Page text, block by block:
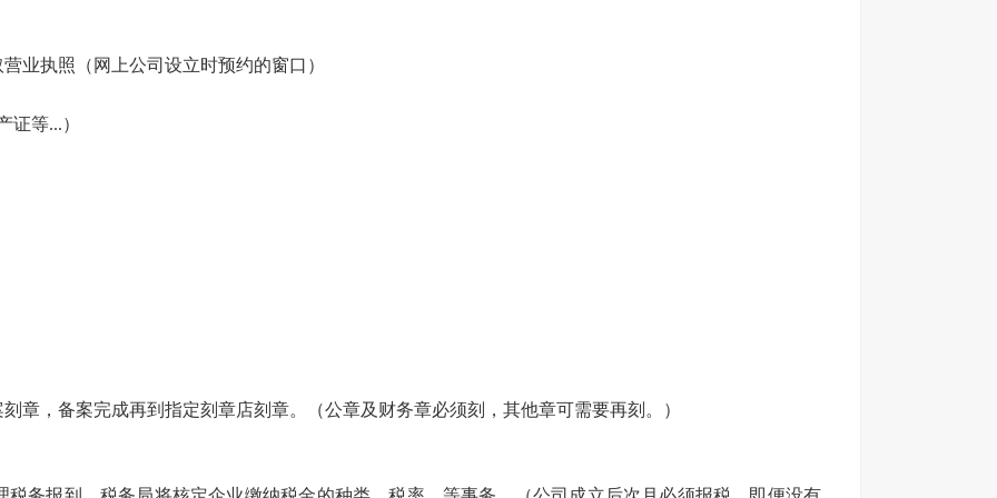
业执照（网上公司设立时预约的窗口）
证等...）
章，备案完成再到指定刻章店刻章。（公章及财务章必须刻，其他章可需要再刻。）